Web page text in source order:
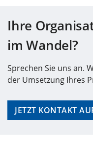
Ihre
im Wandel?
Sprechen Sie uns an.
der Umsetzung Ihres
JETZT KONTAKT